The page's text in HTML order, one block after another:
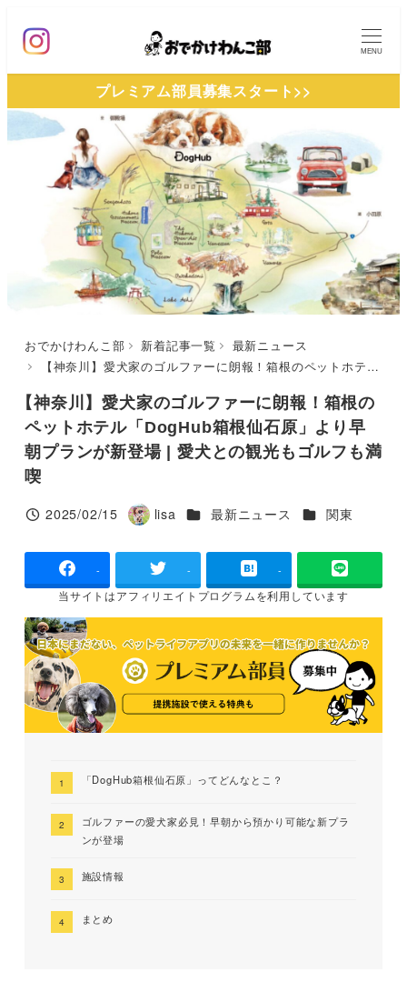
ン
テ
MENU
プレミアム部員募集スタート>>
おでかけわんこ部 新着記事一覧
最新ニュース
【神奈川】愛犬家のゴルファーに朗報！箱根のペットホテル「DogHub箱根仙石原」より早朝プランが新登場 | 愛犬との観光もゴルフも満喫
【神奈川】愛犬家のゴルファーに朗報！箱根の
ペットホテル「DogHub箱根仙石原」より早
朝プランが新登場 | 愛犬との観光もゴルフも満
喫
投稿日
2025/02/15
著
lisa カテゴリー
最新ニュース カテゴリー
関東
- - -
当サイトはアフィリエイトプログラムを利用しています
「DogHub箱根仙石原」ってどんなとこ？
ゴルファーの愛犬家必見！早朝から預かり可能な新プラ
ンが登場
施設情報
まとめ